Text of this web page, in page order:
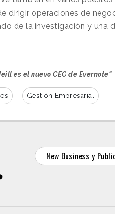
dirigir operaciones de
de la investigación y una
es el nuevo CEO de Evernote"
Gestión Empresarial
New Business y